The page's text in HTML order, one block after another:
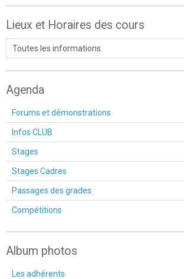
Lieux et Horaires des cours
Agenda
Forums et démonstrations
Infos CLUB
Stages
Stages Cadres
Passages des grades
Compétitions
Album photos
Les adhérents